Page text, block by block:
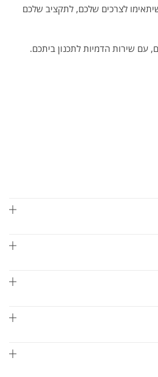
לצרכים שלכם, לתקציב שלכם
עם שירות הדמיות לתכנון ביתכם.